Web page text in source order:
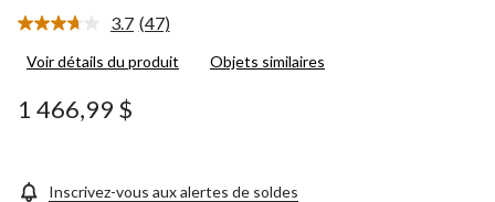
3.7 Lire
47
(47)
Voir détails du produit Objets similaires
1 466,99 $
Inscrivez-vous aux alertes de soldes